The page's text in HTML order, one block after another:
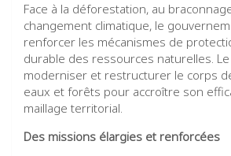
Face à la déforestation, au
changement climatique, le
renforcer les mécanismes de
durable des ressources naturelles.
moderniser et restructurer le corps
eaux et forêts pour accroître son
maillage territorial.
Des missions élargies et renforcées